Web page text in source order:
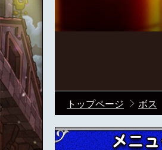
トップページ ボス